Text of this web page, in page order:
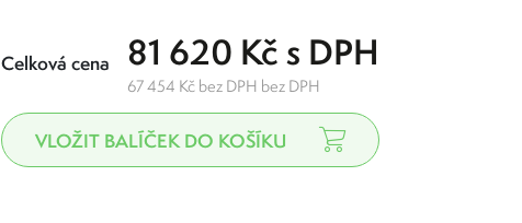
Celková cena 81 620 Kč s DPH
67 454 Kč bez DPH bez DPH